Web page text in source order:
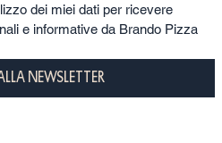
dei miei dati per ricevere
e informative da Brando Pizza
NEWSLETTER